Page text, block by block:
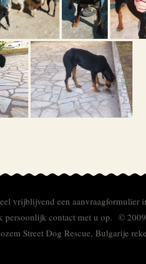
vrijblijvend een aanvraagformulier
persoonlijk contact met u op. ©
Street Dog Rescue, Bulgarije